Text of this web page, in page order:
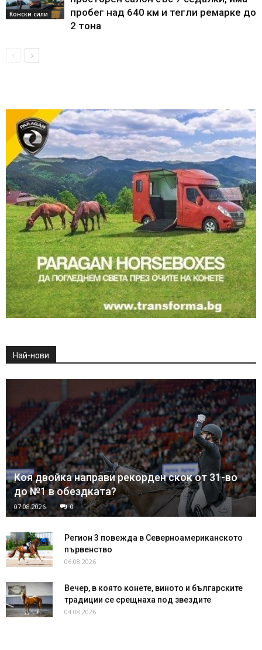
Конски сили
пробег над 640 км и тегли ремарке до
2 тона
Най-нови
Коя двойка направи рекорден скок от 31-во
до №1 в обездката?
07.08.2026 0
Регион 3 повежда в Северноамериканското
първенство
06.08.2026
Вечер, в която конете, виното и българските
традиции се срещнаха под звездите
04.08.2026